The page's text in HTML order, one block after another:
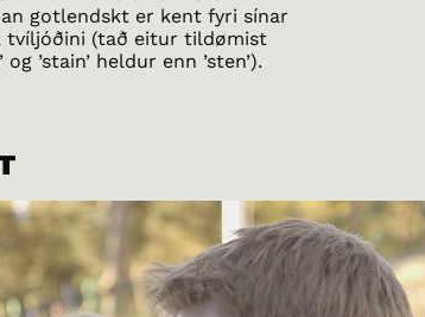
gotlendskt er kent fyri sínar
tvíljóðini (tað eitur tildømist
’stain’ heldur enn ’sten’).